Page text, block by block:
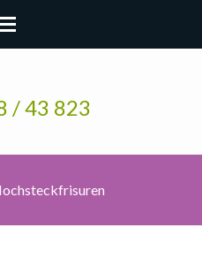
/ 43 823